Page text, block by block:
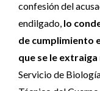
confesión del
endilgado, lo
de cumplimiento
que se le
Servicio de